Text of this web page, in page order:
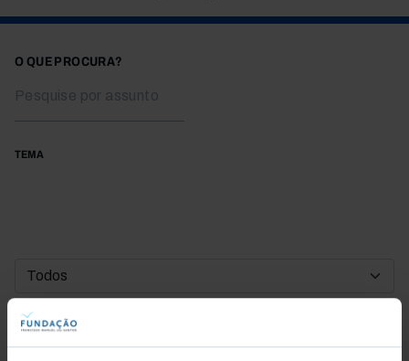
O QUE PROCURA?
TEMA
DATA DE INÍCIO